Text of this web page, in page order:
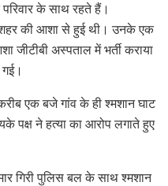
के साथ रहते हैं।
की आशा से हुई थी। उनके एक
जीटीबी अस्पताल में भर्ती कराया
एक बजे गांव के ही श्मशान घाट
पक्ष ने हत्या का आरोप लगाते हुए
गिरी पुलिस बल के साथ श्मशान